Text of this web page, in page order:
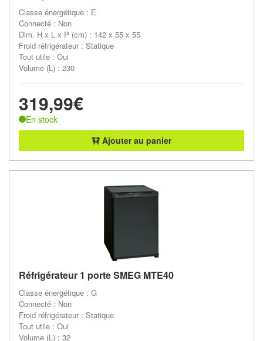
Classe énergétique : E
Connecté : Non
Dim. H x L x P (cm) : 142 x 55 x 55
Froid réfrigérateur : Statique
Tout utile : Oui
Volume (L) : 230
319,99€
En stock
Ajouter au panier
Réfrigérateur 1 porte SMEG MTE40
Classe énergétique : G
Connecté : Non
Froid réfrigérateur : Statique
Tout utile : Oui
Volume (L) : 32